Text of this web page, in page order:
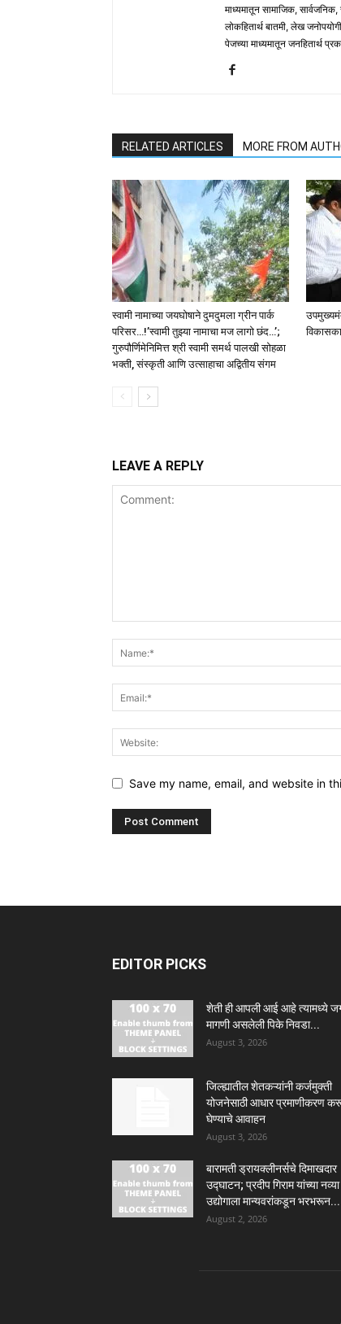
माध्यमातून सामाजिक,
लोकहितार्थ बातमी, लेख
पेजच्या माध्यमातून जनहितार्थ
RELATED ARTICLES MORE FROM
स्वामी नामाच्या जयघोषाने दुमदुमला ग्रीन पार्क
परिसर…!’स्वामी तुझ्या नामाचा मज लागो छंद…’;
गुरुपौर्णिमेनिमित्त श्री स्वामी समर्थ पालखी सोहळा
भक्ती, संस्कृती आणि उत्साहाचा अद्वितीय संगम
LEAVE A REPLY
Save my name, email, and website in
EDITOR PICKS
शेती ही आपली आई आहे त्यामध्ये
मागणी असलेली पिके निवडा...
August 3, 2026
जिल्ह्यातील शेतकऱ्यांनी कर्जमुक्ती
योजनेसाठी आधार प्रमाणीकरण
घेण्याचे आवाहन
August 3, 2026
बारामती ड्रायक्लीनर्सचे दिमाखदार
उद्घाटन; प्रदीप गिराम यांच्या नव्या
उद्योगाला मान्यवरांकडून भरभरून...
August 2, 2026